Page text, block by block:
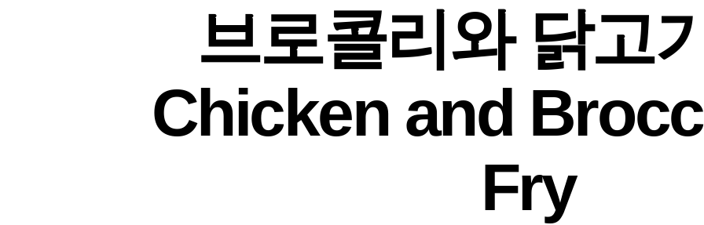
리
브로콜리와 닭고
Chicken and
Fry